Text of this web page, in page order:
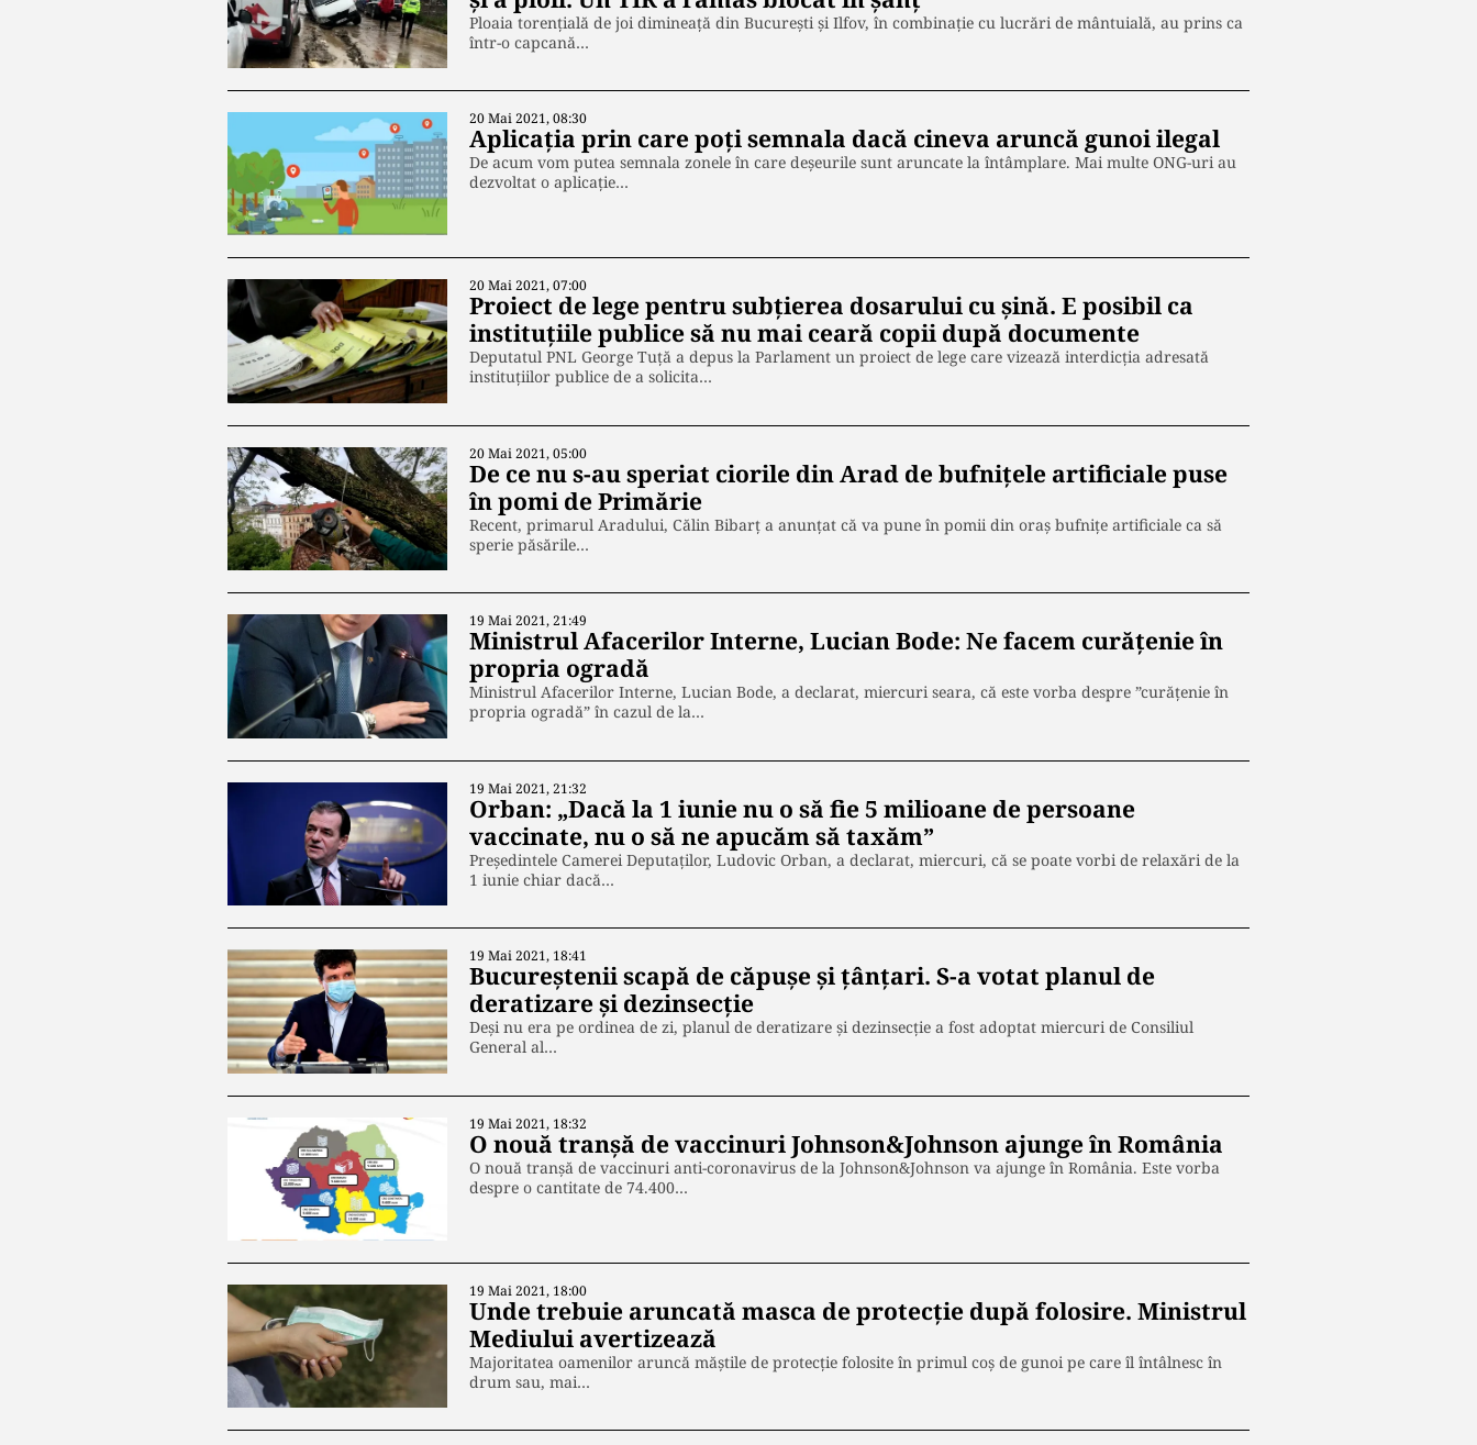
Ploaia torențială de joi dimineață din București și Ilfov, în combinație cu lucrări de mântuială, au prins ca
într-o capcană…
20 Mai 2021, 08:30
Aplicația prin care poți semnala dacă cineva aruncă gunoi ilegal
De acum vom putea semnala zonele în care deșeurile sunt aruncate la întâmplare. Mai multe ONG-uri au
dezvoltat o aplicație…
20 Mai 2021, 07:00
Proiect de lege pentru subțierea dosarului cu șină. E posibil ca
instituțiile publice să nu mai ceară copii după documente
Deputatul PNL George Tuţă a depus la Parlament un proiect de lege care vizează interdicţia adresată
instituţiilor publice de a solicita…
20 Mai 2021, 05:00
De ce nu s-au speriat ciorile din Arad de bufnițele artificiale puse
în pomi de Primărie
Recent, primarul Aradului, Călin Bibarț a anunțat că va pune în pomii din oraș bufnițe artificiale ca să
sperie păsările…
19 Mai 2021, 21:49
Ministrul Afacerilor Interne, Lucian Bode: Ne facem curăţenie în
propria ogradă
Ministrul Afacerilor Interne, Lucian Bode, a declarat, miercuri seara, că este vorba despre ”curăţenie în
propria ogradă” în cazul de la…
19 Mai 2021, 21:32
Orban: „Dacă la 1 iunie nu o să fie 5 milioane de persoane
vaccinate, nu o să ne apucăm să taxăm”
Preşedintele Camerei Deputaţilor, Ludovic Orban, a declarat, miercuri, că se poate vorbi de relaxări de la
1 iunie chiar dacă…
19 Mai 2021, 18:41
Bucureștenii scapă de căpușe și țânțari. S-a votat planul de
deratizare și dezinsecție
Deși nu era pe ordinea de zi, planul de deratizare și dezinsecție a fost adoptat miercuri de Consiliul
General al…
19 Mai 2021, 18:32
O nouă tranșă de vaccinuri Johnson&Johnson ajunge în România
O nouă tranșă de vaccinuri anti-coronavirus de la Johnson&Johnson va ajunge în România. Este vorba
despre o cantitate de 74.400…
19 Mai 2021, 18:00
Unde trebuie aruncată masca de protecție după folosire. Ministrul
Mediului avertizează
Majoritatea oamenilor aruncă măștile de protecție folosite în primul coș de gunoi pe care îl întâlnesc în
drum sau, mai…